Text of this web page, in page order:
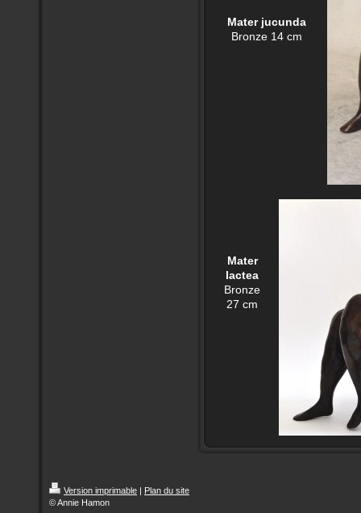
Mater jucunda
Bronze 14 cm
Mater
lactea
Bronze
27 cm
Version imprimable
Plan du site
© Annie Hamon